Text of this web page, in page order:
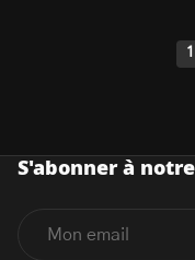
1
S'abonner à